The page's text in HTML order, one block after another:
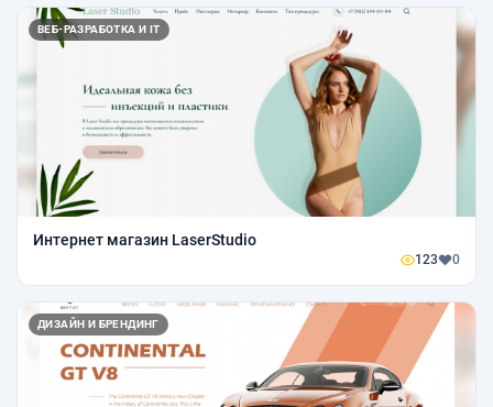
ВЕБ-РАЗРАБОТКА И IT
Интернет магазин LaserStudio
123 0
ДИЗАЙН И БРЕНДИНГ